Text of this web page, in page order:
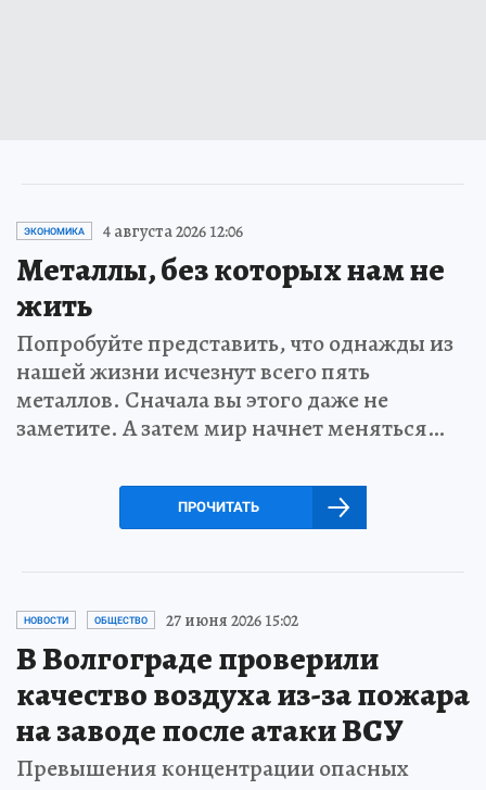
ЭКОНОМИКА 4 августа 2026 12:06
Металлы, без которых нам не
жить
Попробуйте представить, что однажды из
нашей жизни исчезнут всего пять
металлов. Сначала вы этого даже не
заметите. А затем мир начнет меняться…
ПРОЧИТАТЬ
НОВОСТИ ОБЩЕСТВО 27 июня 2026 15:02
В Волгограде проверили
качество воздуха из-за пожара
на заводе после атаки ВСУ
Превышения концентрации опасных